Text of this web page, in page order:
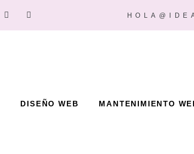
DISEÑO WEB MANTENIMIENTO